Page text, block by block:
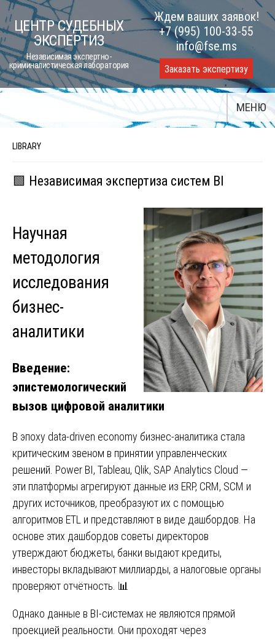
Skip
to
content
ЦЕНТР СУДЕБНЫХ
ЭКСПЕРТИЗ
Независимая экспертно-
криминалистическая лаборатория
Ждем ваших заявок!
+7 (995) 100-33-55
info@fse.ms
Заказать экспертизу
МЕНЮ
LIBRARY
🟩 Независимая экспертиза систем BI
Научная
методология
исследования
бизнес-
аналитики
Введение:
эпистемологический
вызов цифровой аналитики
В эпоху data-driven economy бизнес-аналитика стала
критическим звеном в принятии управленческих
решений. Power BI, Tableau, Qlik, SAP Analytics Cloud —
эти платформы агрегируют данные из ERP, CRM, SCM и
других источников, преобразуют их с помощью
алгоритмов ETL и представляют в виде дашбордов. На
основе этих дашбордов советы директоров
утверждают бюджеты, банки выдают кредиты,
инвесторы вкладывают миллиарды, а налоговые органы
проверяют отчётность. 📊
Однако данные в BI-системах не являются прямой
проекцией реальности. Они проходят через